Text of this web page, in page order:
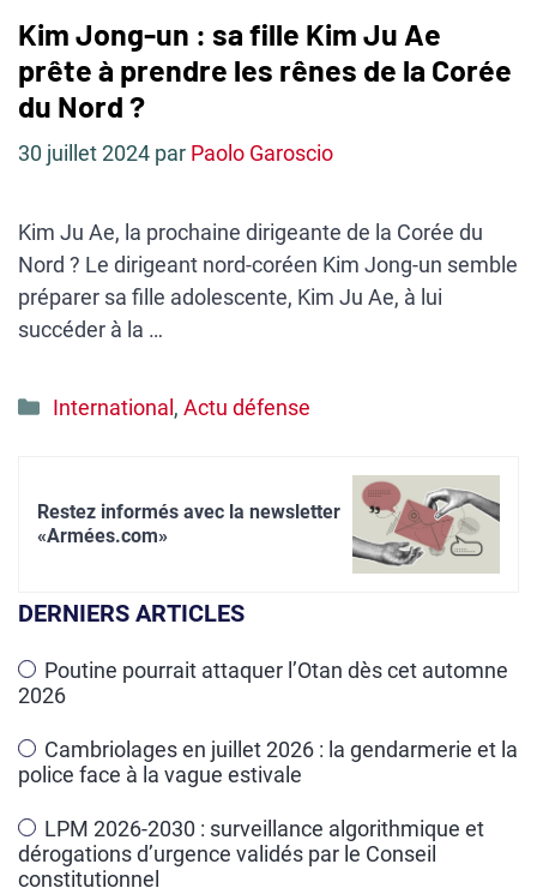
Kim Jong-un : sa fille Kim Ju Ae
prête à prendre les rênes de la Corée
du Nord ?
30 juillet 2024 par Paolo Garoscio
Kim Ju Ae, la prochaine dirigeante de la Corée du
Nord ? Le dirigeant nord-coréen Kim Jong-un semble
préparer sa fille adolescente, Kim Ju Ae, à lui
succéder à la …
Catégories
International , Actu défense
Restez informés avec la newsletter
«Armées.com»
DERNIERS ARTICLES
Poutine pourrait attaquer l’Otan dès cet automne
2026
Cambriolages en juillet 2026 : la gendarmerie et la
police face à la vague estivale
LPM 2026-2030 : surveillance algorithmique et
dérogations d’urgence validés par le Conseil
constitutionnel